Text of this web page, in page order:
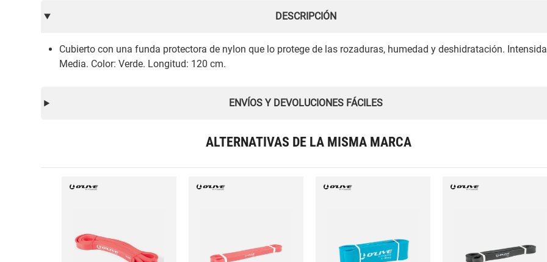
DESCRIPCIÓN
Cubierto con una funda protectora de nylon que lo protege de las rozaduras, humedad y deshidratación.
Media. Color: Verde. Longitud: 120 cm.
ENVÍOS Y DEVOLUCIONES FÁCILES
ALTERNATIVAS DE LA MISMA MARCA